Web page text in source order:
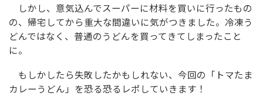
しかし、意気込んでスーパーに材料を買いに行ったもの
の、帰宅してから重大な間違いに気がつきました。冷凍う
どんではなく、普通のうどんを買ってきてしまったこと
に。
もしかしたら失敗したかもしれない、今回の「トマたま
カレーうどん」を恐る恐るレポしていきます！